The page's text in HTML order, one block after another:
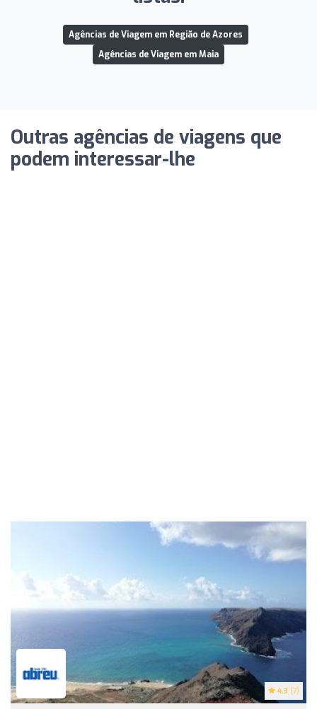
Agências de Viagem em Região de Azores
Agências de Viagem em Maia
Outras agências de viagens que
podem interessar-lhe
4.3 (7)